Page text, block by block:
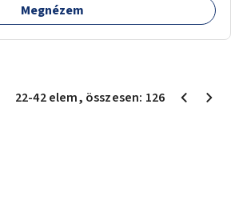
Megnézem
22-42elem, összesen: 126